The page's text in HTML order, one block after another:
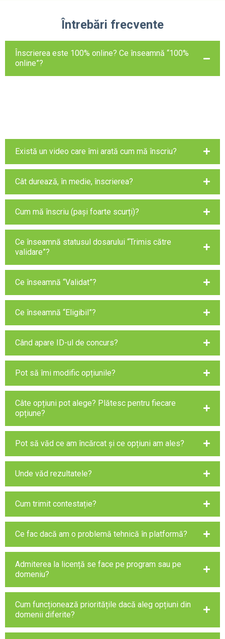
Întrebări frecvente
Înscrierea este 100% online? Ce înseamnă “100%
online”?
Există un video care îmi arată cum mă înscriu?
Cât durează, în medie, înscrierea?
Cum mă înscriu (pași foarte scurți)?
Ce înseamnă statusul dosarului “Trimis către
validare”?
Ce înseamnă “Validat”?
Ce înseamnă “Eligibil”?
Când apare ID-ul de concurs?
Pot să îmi modific opțiunile?
Câte opțiuni pot alege? Plătesc pentru fiecare
opțiune?
Pot să văd ce am încărcat și ce opțiuni am ales?
Unde văd rezultatele?
Cum trimit contestație?
Ce fac dacă am o problemă tehnică în platformă?
Admiterea la licență se face pe program sau pe
domeniu?
Cum funcționează prioritățile dacă aleg opțiuni din
domenii diferite?